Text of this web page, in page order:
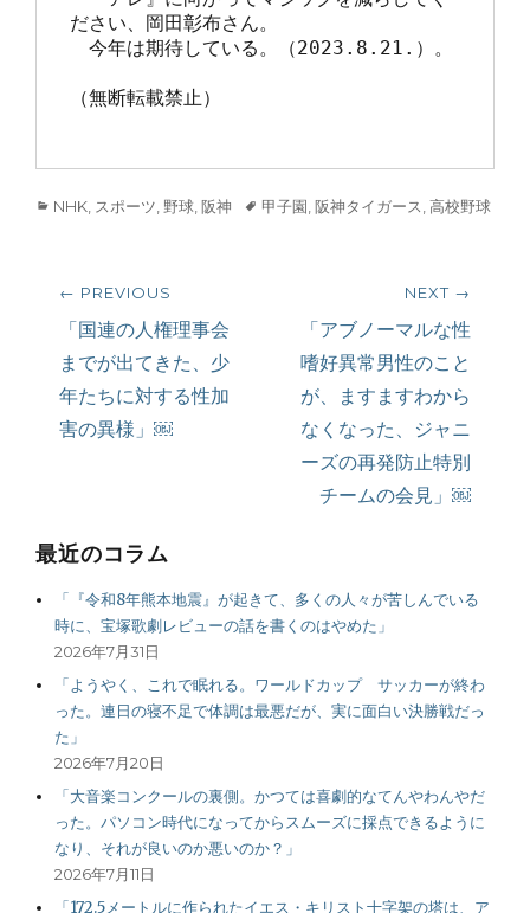
ださい、岡田彰布さん。
今年は期待している。（2023.8.21.）。
（無断転載禁止）
Categories
NHK, スポーツ, 野球,阪神 Tags甲子園,阪神タイガース,高校野球
ナ
ビ
ョ
ン
← PREVIOUS
Previous
post:
「国連の人権理事会
までが出てきた、少
年たちに対する性加
害の異様」￼
NEXT →
Next
post:
「アブノーマルな性
嗜好異常男性のこと
が、ますますわから
なくなった、ジャニ
ーズの再発防止特別
チームの会見」￼
最近のコラム
「『令和8年熊本地震』が起きて、多くの人々が苦しんでいる
時に、宝塚歌劇レビューの話を書くのはやめた」
2026年7月31日
「ようやく、これで眠れる。ワールドカップ サッカーが終わ
った。連日の寝不足で体調は最悪だが、実に面白い決勝戦だっ
た」
2026年7月20日
「大音楽コンクールの裏側。かつては喜劇的なてんやわんやだ
った。パソコン時代になってからスムーズに採点できるように
なり、それが良いのか悪いのか？」
2026年7月11日
「172.5メートルに作られたイエス・キリスト十字架の塔は、ア